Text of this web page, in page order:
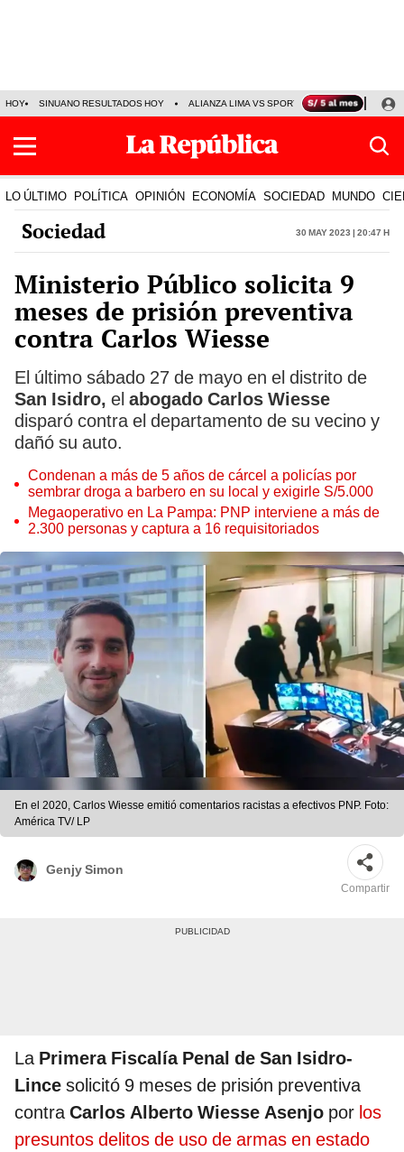
HOY SINUANO RESULTADOS HOY ALIANZA LIMA VS SPORT BOYS JORGE
LO ÚLTIMO POLÍTICA OPINIÓN ECONOMÍA SOCIEDAD MUNDO
Sociedad 30 May 2023 | 20:47 h
Ministerio Público solicita 9
meses de prisión preventiva
contra Carlos Wiesse
El último sábado 27 de mayo en el distrito de
San Isidro, el abogado Carlos Wiesse
disparó contra el departamento de su vecino y
dañó su auto.
Condenan a más de 5 años de cárcel a policías por
sembrar droga a barbero en su local y exigirle S/5.000
Megaoperativo en La Pampa: PNP interviene a más de
2.300 personas y captura a 16 requisitoriados
En el 2020, Carlos Wiesse emitió comentarios racistas a efectivos PNP. Foto:
América TV/ LP
Genjy Simon
Compartir
La Primera Fiscalía Penal de San Isidro-
Lince solicitó 9 meses de prisión preventiva
contraCarlos Alberto Wiesse Asenjo por los
presuntos delitos de uso de armas en estado